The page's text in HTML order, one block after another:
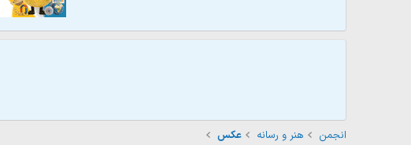
انجمن هنر و رسانه عکس